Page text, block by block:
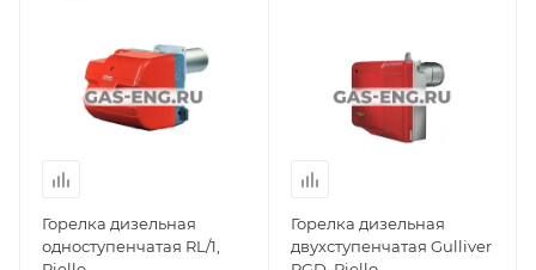
Горелка дизельная
одноступенчатая RL/1,
Горелка дизельная
двухступенчатая Gulliver